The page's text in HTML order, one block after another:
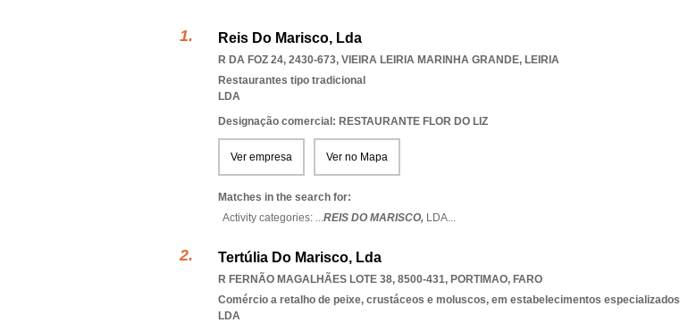
Reis Do Marisco, Lda
R DA FOZ 24, 2430-673, VIEIRA LEIRIA MARINHA GRANDE, LEIRIA
Restaurantes tipo tradicional
LDA
Designação comercial: RESTAURANTE FLOR DO LIZ
Ver empresa Ver no Mapa
Matches in the search for:
Activity categories: ...REIS DO MARISCO, LDA...
Tertúlia Do Marisco, Lda
R FERNÃO MAGALHÃES LOTE 38, 8500-431, PORTIMAO, FARO
Comércio a retalho de peixe, crustáceos e moluscos, em estabelecimentos especializados
LDA